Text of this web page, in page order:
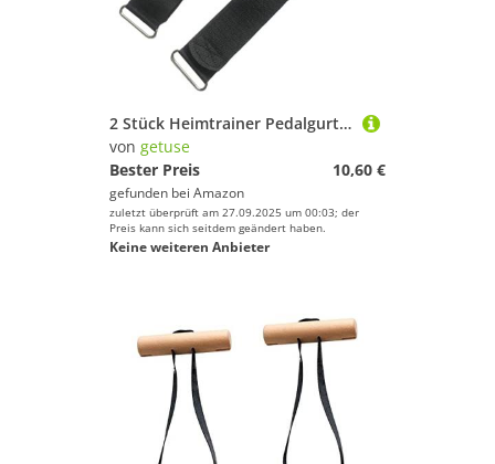
2 Stück Heimtrainer Pedalgurte Fußpedalgurte 48 cm für Fahrradmaschine Beintraining Fitnessgerät
von getuse
Bester Preis
10,60 €
gefunden bei Amazon
zuletzt überprüft am 27.09.2025 um 00:03; der
Preis kann sich seitdem geändert haben.
Keine weiteren Anbieter